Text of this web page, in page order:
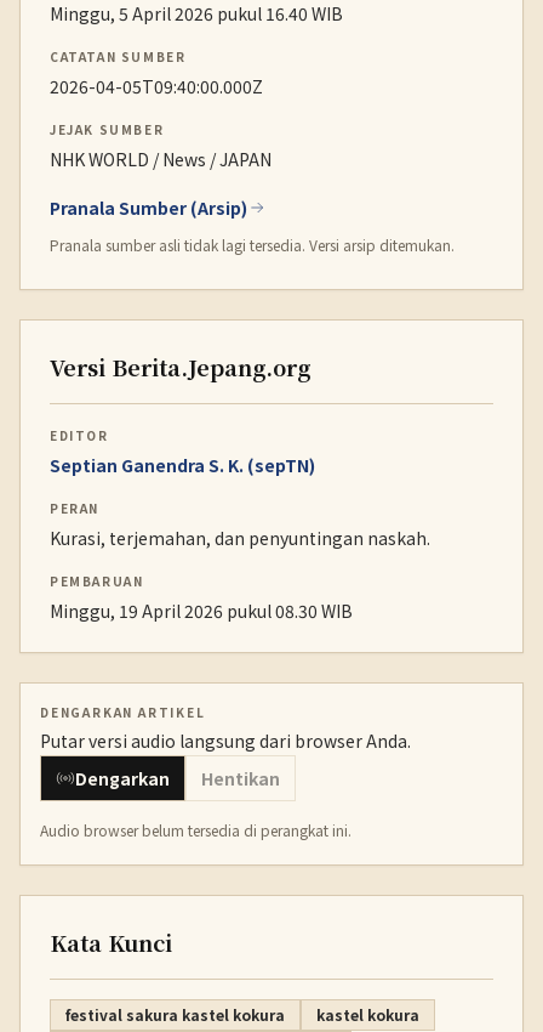
Minggu, 5 April 2026 pukul 16.40 WIB
CATATAN SUMBER
2026-04-05T09:40:00.000Z
JEJAK SUMBER
NHK WORLD / News / JAPAN
Pranala Sumber (Arsip)
Pranala sumber asli tidak lagi tersedia. Versi arsip ditemukan.
Versi Berita.Jepang.org
EDITOR
Septian Ganendra S. K. (sepTN)
PERAN
Kurasi, terjemahan, dan penyuntingan naskah.
PEMBARUAN
Minggu, 19 April 2026 pukul 08.30 WIB
DENGARKAN ARTIKEL
Putar versi audio langsung dari browser Anda.
Dengarkan
Hentikan
Audio browser belum tersedia di perangkat ini.
Kata Kunci
festival sakura kastel kokura kastel kokura